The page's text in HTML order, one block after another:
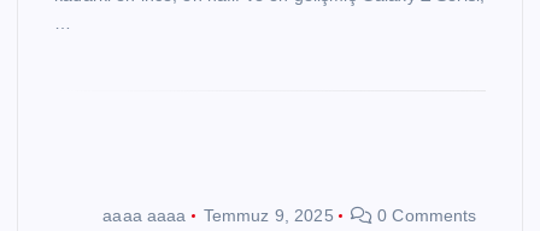
aaaa aaaa Temmuz 9, 2025 0 Comments